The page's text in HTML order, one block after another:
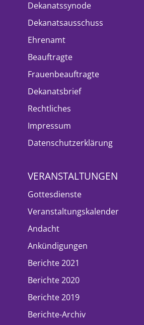
Dekanatssynode
Dekanatsausschuss
Ehrenamt
Beauftragte
Frauenbeauftragte
Dekanatsbrief
Rechtliches
Impressum
Datenschutzerklärung
VERANSTALTUNGEN
Gottesdienste
Veranstaltungskalender
Andacht
Ankündigungen
Berichte 2021
Berichte 2020
Berichte 2019
Berichte-Archiv